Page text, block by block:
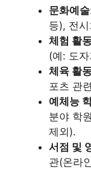
문화예술
등), 전
체험 활
(예: 도
체육 활
포츠 관
예체능
분야 학
제외).
서점 및
관(온라